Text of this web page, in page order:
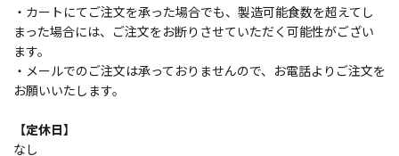
・カートにてご注文を承った場合でも、製造可能食数を超えてし
まった場合には、ご注文をお断りさせていただく可能性がござい
ます。
・メールでのご注文は承っておりませんので、お電話よりご注文を
お願いいたします。
【定休日】
なし